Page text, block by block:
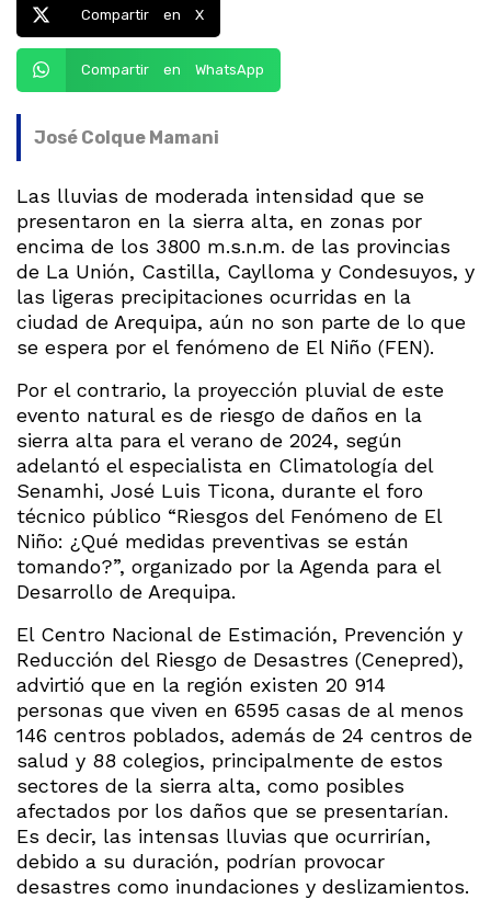
Compartir en X
Compartir en WhatsApp
José Colque Mamani
Las lluvias de moderada intensidad que se
presentaron en la sierra alta, en zonas por
encima de los 3800 m.s.n.m. de las provincias
de La Unión, Castilla, Caylloma y Condesuyos, y
las ligeras precipitaciones ocurridas en la
ciudad de Arequipa, aún no son parte de lo que
se espera por el fenómeno de El Niño (FEN).
Por el contrario, la proyección pluvial de este
evento natural es de riesgo de daños en la
sierra alta para el verano de 2024, según
adelantó el especialista en Climatología del
Senamhi, José Luis Ticona, durante el foro
técnico público “Riesgos del Fenómeno de El
Niño: ¿Qué medidas preventivas se están
tomando?”, organizado por la Agenda para el
Desarrollo de Arequipa.
El Centro Nacional de Estimación, Prevención y
Reducción del Riesgo de Desastres (Cenepred),
advirtió que en la región existen 20 914
personas que viven en 6595 casas de al menos
146 centros poblados, además de 24 centros de
salud y 88 colegios, principalmente de estos
sectores de la sierra alta, como posibles
afectados por los daños que se presentarían.
Es decir, las intensas lluvias que ocurrirían,
debido a su duración, podrían provocar
desastres como inundaciones y deslizamientos.